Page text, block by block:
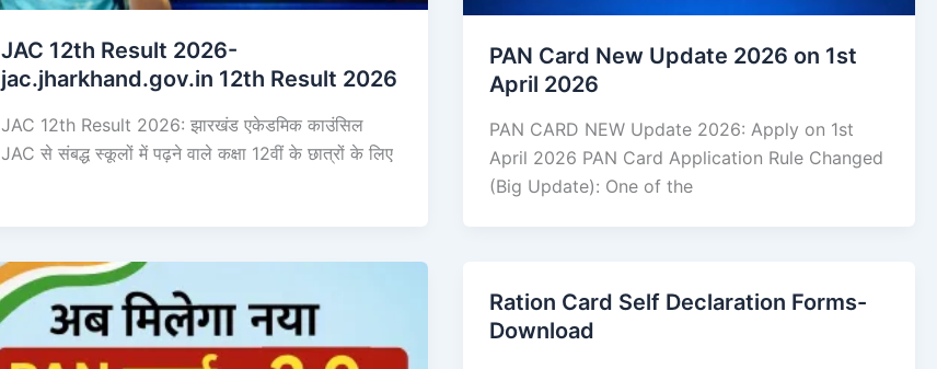
JAC 12th Result 2026-
jac.jharkhand.gov.in 12th Result 2026
JAC 12th Result 2026: झारखंड एकेडमिक काउंसिल
JAC से संबद्ध स्कूलों में पढ़ने वाले कक्षा 12वीं के छात्रों के लिए
PAN Card New Update 2026 on 1st
April 2026
PAN CARD NEW Update 2026: Apply on 1st
April 2026 PAN Card Application Rule Changed
(Big Update): One of the
Ration Card Self Declaration Forms-
Download